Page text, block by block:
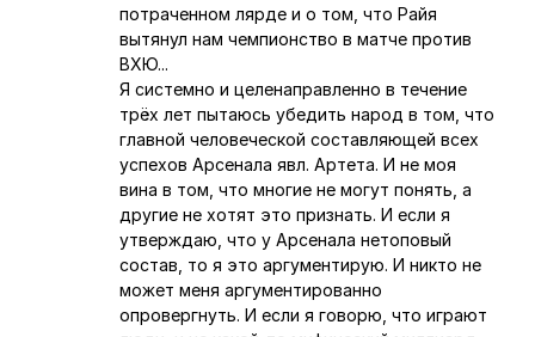
потраченном лярде и о том, что Райя
вытянул нам чемпионство в матче против
ВХЮ...
Я системно и целенаправленно в течение
трёх лет пытаюсь убедить народ в том, что
главной человеческой составляющей всех
успехов Арсенала явл. Артета. И не моя
вина в том, что многие не могут понять, а
другие не хотят это признать. И если я
утверждаю, что у Арсенала нетоповый
состав, то я это аргументирую. И никто не
может меня аргументированно
опровергнуть. И если я говорю, что играют